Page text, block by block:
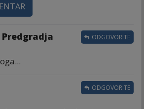
ODGOVORITE
ODGOVORITE